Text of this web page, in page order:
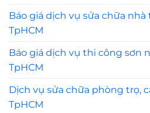
Báo giá dịch vụ sửa chữa
TpHCM
Báo giá dịch vụ thi công sơn
TpHCM
Dịch vụ sửa chữa phòng trọ,
TpHCM